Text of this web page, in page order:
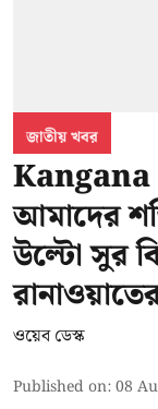
জাতীয় খবর
আমাদের
উল্টো সুর
ওয়েব ডেস্ক
Published on:08